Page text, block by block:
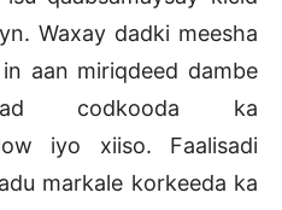
Waxay dadki meesha
aan miriqdeed dambe
codkooda ka
iyo xiiso. Faalisadi
markale korkeeda ka